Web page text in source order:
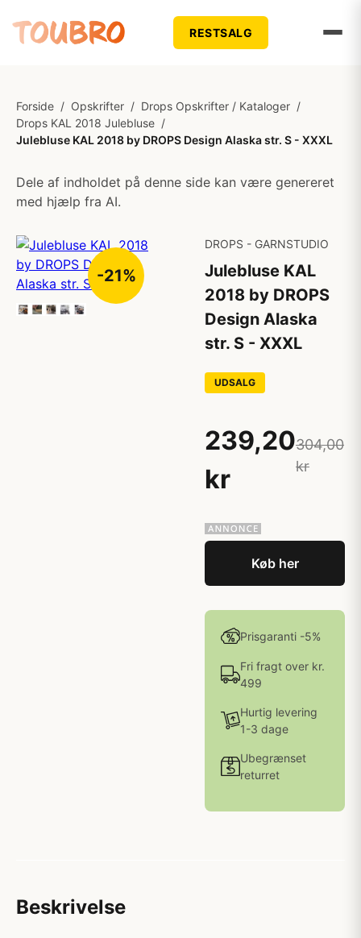
RESTSALG
Forside / Opskrifter / Drops Opskrifter / Kataloger /
Drops KAL 2018 Julebluse /
Julebluse KAL 2018 by DROPS Design Alaska str. S - XXXL
Dele af indholdet på denne side kan være genereret
med hjælp fra AI.
-21%
DROPS - GARNSTUDIO
Julebluse KAL
2018 by DROPS
Design Alaska
str. S - XXXL
UDSALG
239,20
kr
304,00
kr
Køb her
Prisgaranti -5%
Fri fragt over kr.
499
Hurtig levering
1-3 dage
Ubegrænset
returret
Beskrivelse